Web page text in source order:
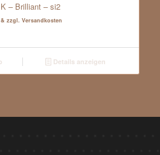
– Brilliant – si2
zzgl. Versandkosten
Details anzeigen